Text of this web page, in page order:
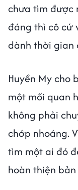
chưa tìm được
đáng thì cô cứ
dành thời gian
Huyền My cho
một mối quan
không phải
chớp nhoáng.
tìm một ai đó
hoàn thiện